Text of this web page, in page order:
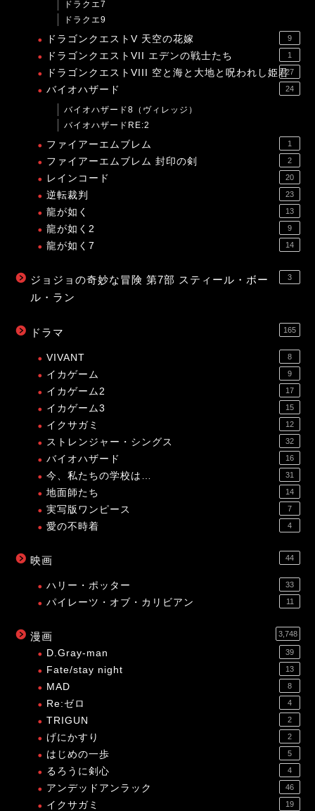
ドラクエ7
ドラクエ9
ドラゴンクエストV 天空の花嫁 9
ドラゴンクエストVII エデンの戦士たち 1
ドラゴンクエストVIII 空と海と大地と呪われし姫君27
バイオハザード 24
バイオハザード8（ヴィレッジ）
バイオハザードRE:2
ファイアーエムブレム 1
ファイアーエムブレム 封印の剣 2
レインコード 20
逆転裁判 23
龍が如く 13
龍が如く2 9
龍が如く7 14
ジョジョの奇妙な冒険 第7部 スティール・ボー
ル・ラン
3
ドラマ 165
VIVANT 8
イカゲーム 9
イカゲーム2 17
イカゲーム3 15
イクサガミ 12
ストレンジャー・シングス 32
バイオハザード 16
今、私たちの学校は… 31
地面師たち 14
実写版ワンピース 7
愛の不時着 4
映画 44
ハリー・ポッター 33
パイレーツ・オブ・カリビアン 11
漫画 3,748
D.Gray-man 39
Fate/stay night 13
MAD 8
Re:ゼロ 4
TRIGUN 2
げにかすり 2
はじめの一歩 5
るろうに剣心 4
アンデッドアンラック 46
イクサガミ 19